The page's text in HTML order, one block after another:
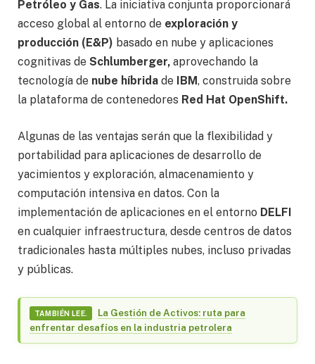
Petróleo y Gas. La iniciativa conjunta proporcionará
acceso global al entorno de exploración y
producción (E&P) basado en nube y aplicaciones
cognitivas de Schlumberger, aprovechando la
tecnología de nube híbrida de IBM, construida sobre
la plataforma de contenedores Red Hat OpenShift.
Algunas de las ventajas serán que la flexibilidad y
portabilidad para aplicaciones de desarrollo de
yacimientos y exploración, almacenamiento y
computación intensiva en datos. Con la
implementación de aplicaciones en el entorno DELFI
en cualquier infraestructura, desde centros de datos
tradicionales hasta múltiples nubes, incluso privadas
y públicas.
TAMBIÉN LEE.
La Gestión de Activos: ruta para
enfrentar desafíos en la industria petrolera